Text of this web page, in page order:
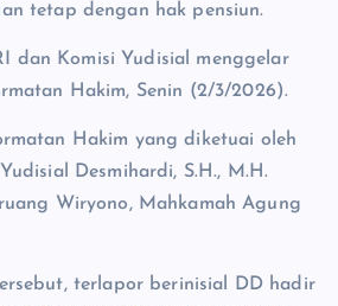
tetap dengan hak pensiun.
dan Komisi Yudisial menggelar
Hakim, Senin (2/3/2026).
Hakim yang diketuai oleh
Desmihardi, S.H., M.H.
Wiryono, Mahkamah Agung
terlapor berinisial DD hadir